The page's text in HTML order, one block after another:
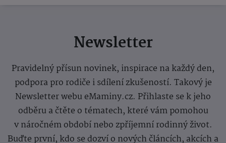
Newsletter
Pravidelný přísun novinek, inspirace na každý den,
podpora pro rodiče i sdílení zkušeností. Takový je
Newsletter webu eMaminy.cz. Přihlaste se k jeho
odběru a čtěte o tématech, které vám pomohou
v náročném období nebo zpříjemní rodinný život.
Buďte první, kdo se dozví o nových článcích, akcích a